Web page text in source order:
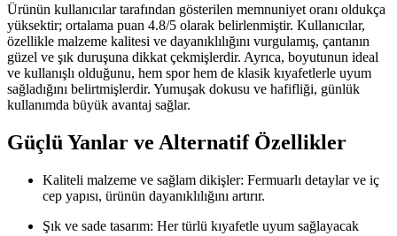
Ürünün kullanıcılar tarafından gösterilen memnuniyet oranı oldukça
yüksektir; ortalama puan 4.8/5 olarak belirlenmiştir. Kullanıcılar,
özellikle malzeme kalitesi ve dayanıklılığını vurgulamış, çantanın
güzel ve şık duruşuna dikkat çekmişlerdir. Ayrıca, boyutunun ideal
ve kullanışlı olduğunu, hem spor hem de klasik kıyafetlerle uyum
sağladığını belirtmişlerdir. Yumuşak dokusu ve hafifliği, günlük
kullanımda büyük avantaj sağlar.
Güçlü Yanlar ve Alternatif Özellikler
Kaliteli malzeme ve sağlam dikişler: Fermuarlı detaylar ve iç
cep yapısı, ürünün dayanıklılığını artırır.
Şık ve sade tasarım: Her türlü kıyafetle uyum sağlayacak